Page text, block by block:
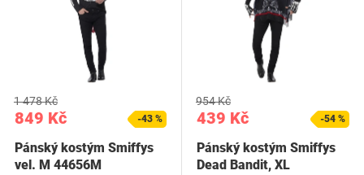
849 Kč
1 478 Kč
-43 %
Pánský kostým Smiffys
vel. M 44656M
439 Kč
954 Kč
-54 %
Pánský kostým Smiffys
Dead Bandit, XL